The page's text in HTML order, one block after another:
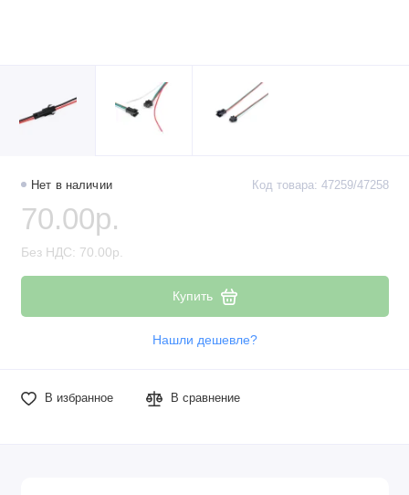
Резисторы
Стабилизаторы питания
Транзисторы
Нет в наличии Код товара: 47259/47258
70.00р.
Без НДС: 70.00р.
Купить
Нашли дешевле?
В избранное В сравнение